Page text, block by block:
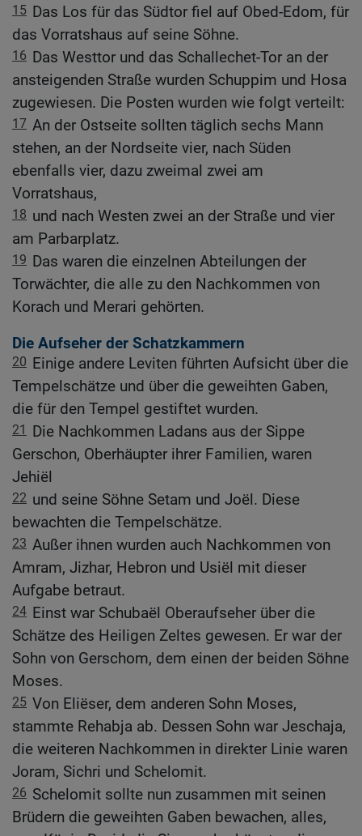
15 Das Los für das Südtor fiel auf Obed-Edom, für
das Vorratshaus auf seine Söhne.
16 Das Westtor und das Schallechet-Tor an der
ansteigenden Straße wurden Schuppim und Hosa
zugewiesen. Die Posten wurden wie folgt verteilt:
17 An der Ostseite sollten täglich sechs Mann
stehen, an der Nordseite vier, nach Süden
ebenfalls vier, dazu zweimal zwei am
Vorratshaus,
18 und nach Westen zwei an der Straße und vier
am Parbarplatz.
19 Das waren die einzelnen Abteilungen der
Torwächter, die alle zu den Nachkommen von
Korach und Merari gehörten.
Die Aufseher der Schatzkammern
20 Einige andere Leviten führten Aufsicht über die
Tempelschätze und über die geweihten Gaben,
die für den Tempel gestiftet wurden.
21
Die Nachkommen Ladans aus der Sippe
Gerschon, Oberhäupter ihrer Familien, waren
Jehiël
22 und seine Söhne Setam und Joël. Diese
bewachten die Tempelschätze.
23 Außer ihnen wurden auch Nachkommen von
Amram, Jizhar, Hebron und Usiël mit dieser
Aufgabe betraut.
24 Einst war Schubaël Oberaufseher über die
Schätze des Heiligen Zeltes gewesen. Er war der
Sohn von Gerschom, dem einen der beiden Söhne
Moses.
25 Von Eliëser, dem anderen Sohn Moses,
stammte Rehabja ab. Dessen Sohn war Jeschaja,
die weiteren Nachkommen in direkter Linie waren
Joram, Sichri und Schelomit.
26 Schelomit sollte nun zusammen mit seinen
Brüdern die geweihten Gaben bewachen, alles,